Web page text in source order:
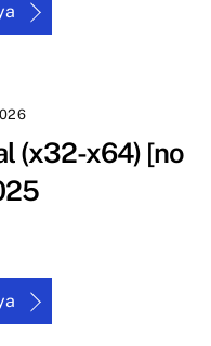
(x32-x64) [no